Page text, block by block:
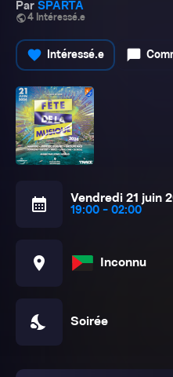
Par SPARTA
public4 Intéressé.e
favorite Intéressé.e chat_bubble
calendar_month Vendredi 21 juin
19:00 - 02:00
location_on Inconnu
nights_stay Soirée